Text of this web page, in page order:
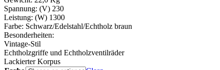
Spannung: (V) 230
Leistung: (W) 1300
Farbe: Schwarz/Edelstahl/Echtholz braun
Besonderheiten:
Vintage-Stil
Echtholzgriffe und Echtholzventilräder
Lackierter Korpus